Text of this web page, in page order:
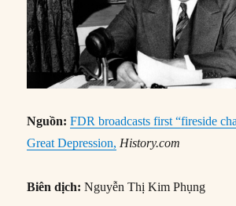
Nguồn:FDR broadcasts first “fireside
Great Depression, History.com
Biên dịch: Nguyễn Thị Kim Phụng